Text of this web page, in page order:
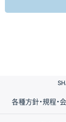
各種方針・規程・
取引規程・約款
サイトマップ
その他のご案内
個人情報保護
最良執行方針
サイトのご利
ディスクレイ
信託保全
リスク説明
会社案内